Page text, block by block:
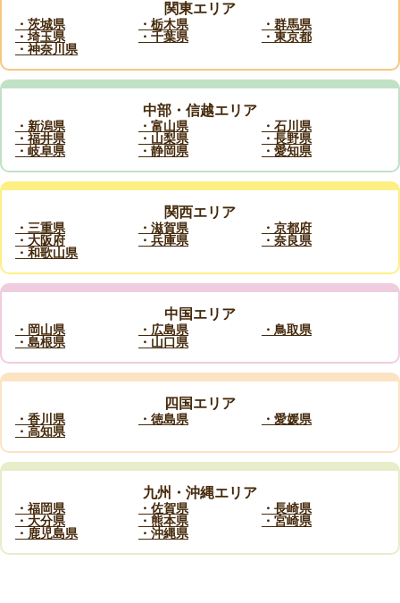
関東エリア
・茨城県 ・栃木県
・群馬県
・埼玉県
・千葉県
・東京都
・神奈川県
中部・信越エリア
・新潟県 ・富山県
・石川県
・福井県
・山梨県
・長野県
・岐阜県
・静岡県 ・愛知県
関西エリア
・三重県 ・滋賀県
・京都府
・大阪府
・兵庫県
・奈良県
・和歌山県
中国エリア
・岡山県 ・広島県
・鳥取県
・島根県
・山口県
四国エリア
・香川県 ・徳島県
・愛媛県
・高知県
九州・沖縄エリア
・福岡県 ・佐賀県
・長崎県
・大分県
・熊本県
・宮崎県
・鹿児島県
・沖縄県